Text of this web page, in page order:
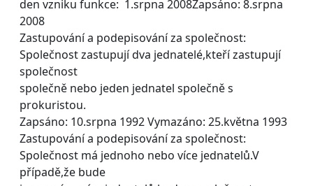
den vzniku funkce: 1.srpna 2008Zapsáno: 8.srpna
2008
Zastupování a podepisování za společnost:
Společnost zastupují dva jednatelé,kteří zastupují
společnost
společně nebo jeden jednatel společně s
prokuristou.
Zapsáno: 10.srpna 1992 Vymazáno: 25.května 1993
Zastupování a podepisování za společnost:
Společnost má jednoho nebo více jednatelů.V
případě,že bude